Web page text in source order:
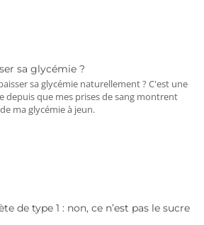
sa glycémie ?
sa glycémie naturellement ? C'est une
depuis que mes prises de sang montrent
ma glycémie à jeun.
de type 1 : non, ce n’est pas le sucre